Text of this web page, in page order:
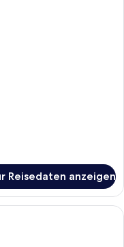
Reisedaten anzeigen